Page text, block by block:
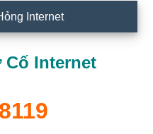
Internet
Cố Internet